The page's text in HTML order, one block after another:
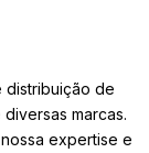
distribuição de
marcas.
expertise e